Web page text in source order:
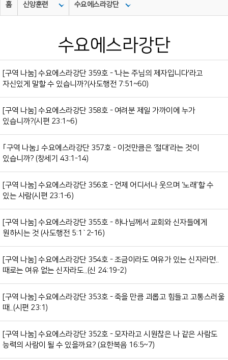
홈 신앙훈련 수요에스라강단
수요에스라강단
[구역 나눔] 수요에스라강단 359호 - '나는 주님의 제자입니다'라고
자신있게 말할 수 있습니까?(사도행전 7:51~60)
[구역 나눔] 수요에스라강단 358호 - 여려분 제일 가까이에 누가
있습니까?(시편 23:1~6)
｢구역 나눔｣ 수요에스라강단 357호 - 이것만큼은 ‘절대’라는 것이
있습니까? (창세기 43:1-14)
[구역 나눔] 수요에스라강단 356호 - 언제 어디서나 웃으며 ‘노래’할 수
있는 사람(시편 23:1-6)
[구역 나눔] 수요에스라강단 355호 - 하나님께서 교회와 신자들에게
원하시는 것 (사도행전 5:1`2-16)
[구역 나눔] 수요에스라강단 354호 - 조금이라도 여유가 있는 신자라면..
때로는 여유 없는 신자라도...(신 24:19-2)
[구역 나눔] 수요에스라강단 353호 - 죽을 만큼 괴롭고 힘들고 고통스러울
때...(시편 23:1)
[구역 나눔] 수요에스라강단 352호 - 모자라고 시원찮은 나 같은 사람도
능력의 사람이 될 수 있을까요? (요한복음 16:5~7)